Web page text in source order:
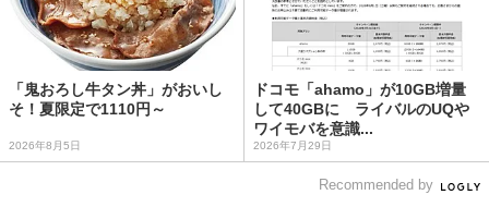
「鬼おろし牛タン丼」がおいし
そ！夏限定で1110円～
2026年8月5日
ドコモ「ahamo」が10GB増量
して40GBに ライバルのUQや
ワイモバを意識...
2026年7月29日
Recommended by